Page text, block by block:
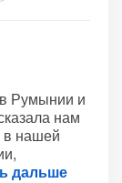
Румынии и
нам
в нашей
дальше